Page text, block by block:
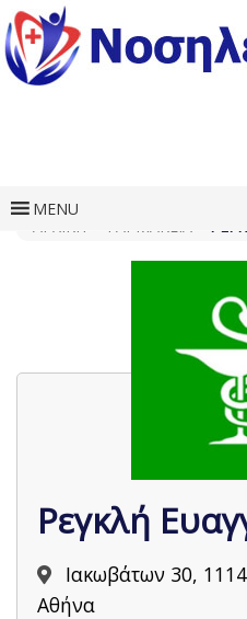
MENU
Ρεγκλή
Ιακωβάτων 30,
Αθήνα